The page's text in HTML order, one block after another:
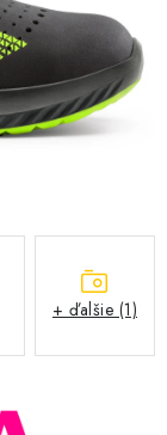
+ ďalšie (1)